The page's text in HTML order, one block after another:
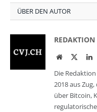
ÜBER DEN AUTOR
REDAKTION
WebsiteTwitter
Die
2018 aus
über Bitcoin,